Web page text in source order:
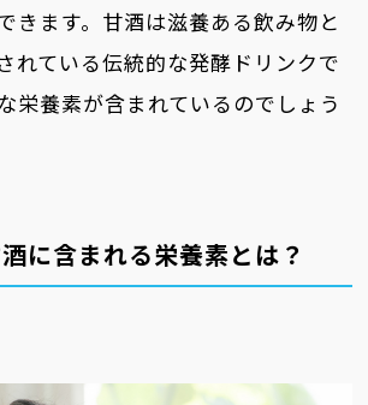
きます。甘酒は滋養ある飲み物と
れている伝統的な発酵ドリンクで
栄養素が含まれているのでしょう
に含まれる栄養素とは？